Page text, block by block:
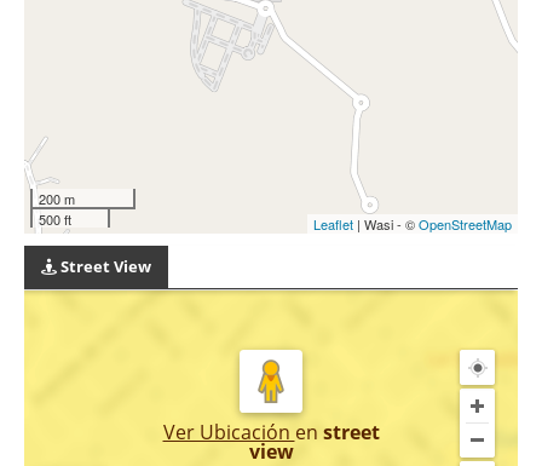
200 m
500 ft
Leaflet | Wasi - ©OpenStreetMap
Street View
Ver Ubicación en street
view